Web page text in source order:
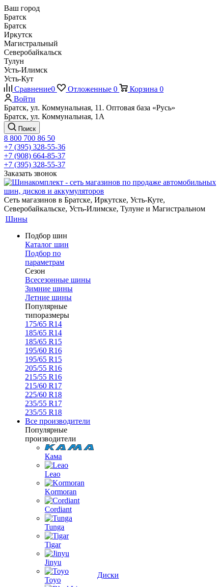
Ваш город
Братск
Братск
Иркутск
Магистральный
Северобайкальск
Тулун
Усть-Илимск
Усть-Кут
Сравнение0 Отложенные 0 Корзина 0
Войти
Братск, ул. Коммунальная, 11. Оптовая база «Русь»
Братск, ул. Коммунальная, 1А
Поиск
8 800 700 86 50
+7 (395) 328-55-36
+7 (908) 664-85-37
+7 (395) 328-55-37
Заказать звонок
Сеть магазинов в Братске, Иркутске, Усть-Куте,
Северобайкальске, Усть-Илимске, Тулуне и Магистральном
Шины
Подбор шин
Каталог шин
Подбор по
параметрам
Сезон
Всесезонные шины
Зимние шины
Летние шины
Популярные
типоразмеры
175/65 R14
185/65 R14
185/65 R15
195/60 R16
195/65 R15
205/55 R16
215/55 R16
215/60 R17
225/60 R18
235/55 R17
235/55 R18
Все производители
Популярные
производители
Кама
Leao
Kormoran
Cordiant
Tunga
Tigar
Jinyu
Toyo
Диски